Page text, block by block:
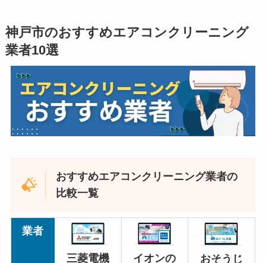
神戸市のおすすめエアコンクリーニング
業者10選
おすすめエアコンクリーニング業者の
比較一覧
業者
三菱電機
イオンの
おそうじ